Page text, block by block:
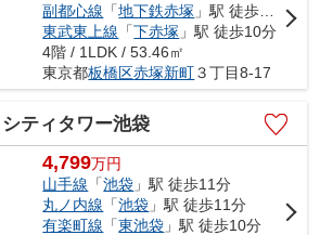
副都心線 「地下鉄赤塚 」駅 徒歩7分
東武東上線 「下赤塚 」駅 徒歩10分
4階 / 1LDK / 53.46㎡
東京都板橋区赤塚新町３丁目8-17
シティタワー池袋
4,799万円
山手線 「池袋 」駅 徒歩11分
丸ノ内線 「池袋 」駅 徒歩11分
有楽町線 「東池袋 」駅 徒歩10分